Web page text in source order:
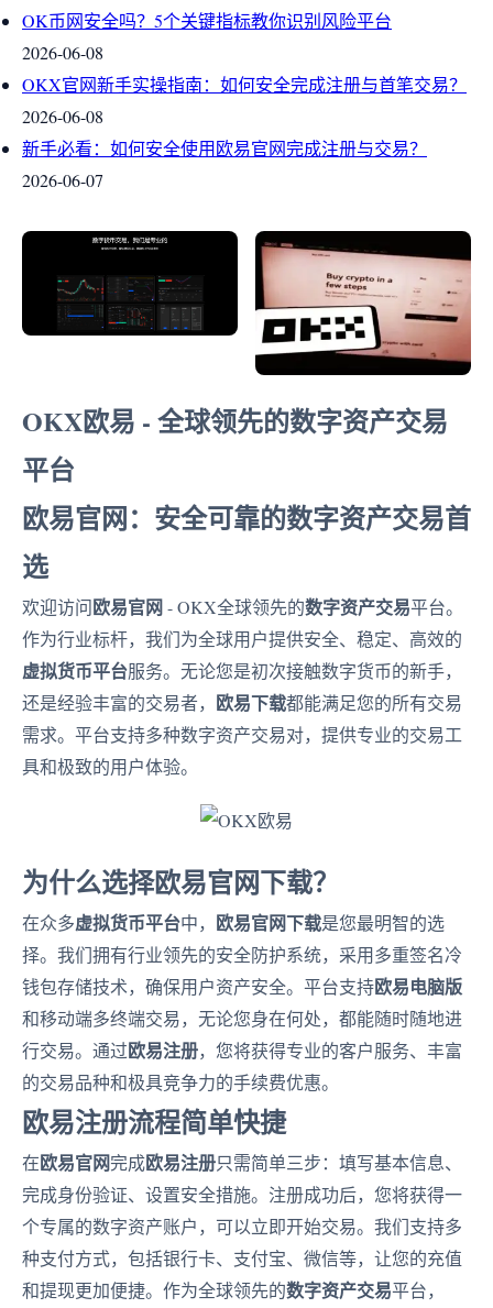
OK币网安全吗？5个关键指标教你识别风险平台
2026-06-08
OKX官网新手实操指南：如何安全完成注册与首笔交易？
2026-06-08
新手必看：如何安全使用欧易官网完成注册与交易？
2026-06-07
OKX欧易 - 全球领先的数字资产交易
平台
欧易官网：安全可靠的数字资产交易首
选
欢迎访问欧易官网- OKX全球领先的数字资产交易平台。
作为行业标杆，我们为全球用户提供安全、稳定、高效的
虚拟货币平台服务。无论您是初次接触数字货币的新手，
还是经验丰富的交易者， 欧易下载都能满足您的所有交易
需求。平台支持多种数字资产交易对，提供专业的交易工
具和极致的用户体验。
为什么选择欧易官网下载？
在众多虚拟货币平台中， 欧易官网下载是您最明智的选
择。我们拥有行业领先的安全防护系统，采用多重签名冷
钱包存储技术，确保用户资产安全。平台支持欧易电脑版
和移动端多终端交易，无论您身在何处，都能随时随地进
行交易。通过欧易注册，您将获得专业的客户服务、丰富
的交易品种和极具竞争力的手续费优惠。
欧易注册流程简单快捷
在欧易官网完成欧易注册只需简单三步：填写基本信息、
完成身份验证、设置安全措施。注册成功后，您将获得一
个专属的数字资产账户，可以立即开始交易。我们支持多
种支付方式，包括银行卡、支付宝、微信等，让您的充值
和提现更加便捷。作为全球领先的数字资产交易平台，